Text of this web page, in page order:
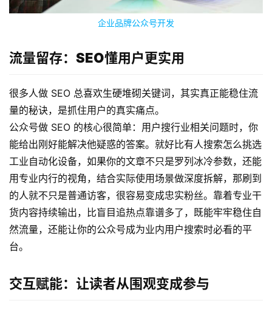
蓝
畅
首
页
H
5
开
发
小
企业品牌公众号开发
流量留存：SEO懂用户更实用
很多人做 SEO 总喜欢生硬堆砌关键词，其实真正能稳住流
量的秘诀，是抓住用户的真实痛点。
公众号做 SEO 的核心很简单：用户搜行业相关问题时，你
能给出刚好能解决他疑惑的答案。 就好比有人搜索怎么挑选
工业自动化设备，如果你的文章不只是罗列冰冷参数，还能
用专业内行的视角，结合实际使用场景做深度拆解，那刷到
的人就不只是普通访客，很容易变成忠实粉丝。 靠着专业干
货内容持续输出，比盲目追热点靠谱多了，既能牢牢稳住自
然流量，还能让你的公众号成为业内用户搜索时必看的平
台。
交互赋能：让读者从围观变成参与